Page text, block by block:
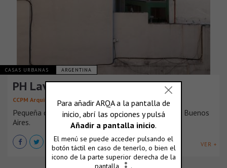
CASAS URBANAS ARGENTINA
PH Lavalleja
CCPM Arquitectos
Pequeña casa vertical en el centro de la ciudad de Buenos
Aires.
VER +